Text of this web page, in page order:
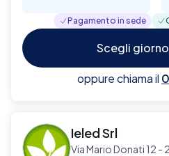
Pagamento in sede
Scegli
oppure chiama il
Ieled Srl
Via Mario Donati 12 -